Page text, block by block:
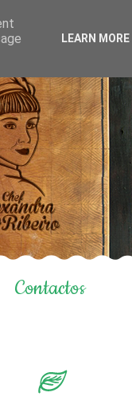
Contactos
LEARN MORE